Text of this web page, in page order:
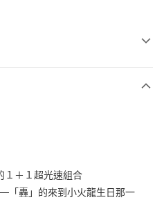
１＋１超光速組合
「轟」的來到小火龍生日那一